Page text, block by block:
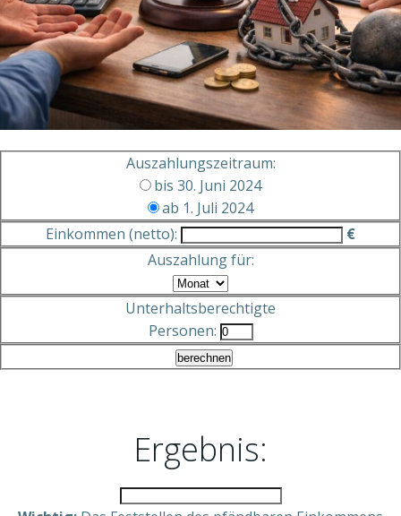
Auszahlungszeitraum:
bis 30. Juni 2024
ab 1. Juli 2024
Einkommen (netto):
€
Auszahlung für:
Unterhaltsberechtigte
Personen:
berechnen
Ergebnis: